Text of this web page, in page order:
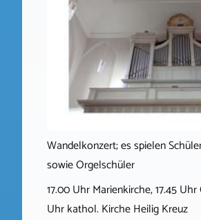
Wandelkonzert; es spielen
sowie Orgelschüler
17.00 Uhr Marienkirche, 17.45
Uhr kathol. Kirche Heilig Kreuz